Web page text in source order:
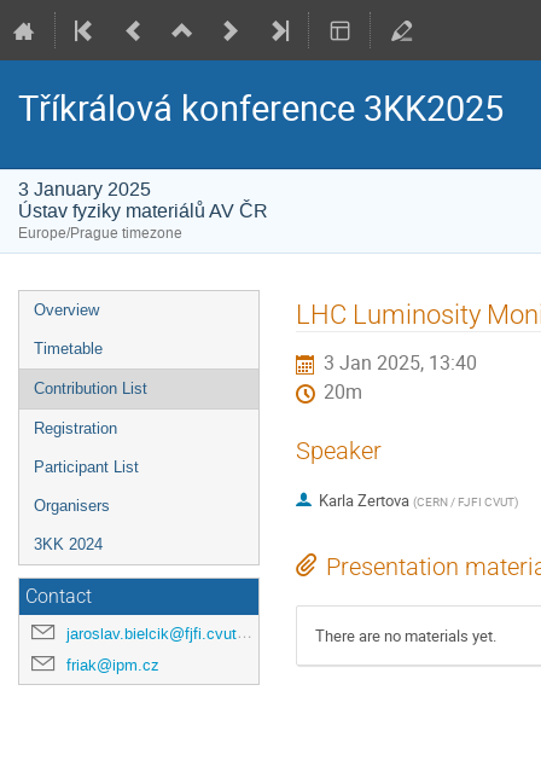
Tříkrálová konference 3KK2025
3 January 2025
Ústav fyziky materiálů AV ČR
Europe/Prague timezone
Event
menu
Overview
Timetable
Contribution List
Registration
Participant List
Organisers
3KK 2024
Contact
jaroslav.bielcik@fjfi.cvut.cz
friak@ipm.cz
LHC Luminosity
3 Jan 2025, 13:40
20m
Speaker
Karla Zertova (CERN / FJFI CVUT)
Presentation
There are no materials yet.